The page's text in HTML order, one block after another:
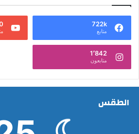
722k
متابع
1٬842
متابعون
الطقس